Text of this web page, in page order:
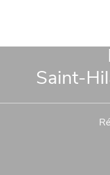
Saint-